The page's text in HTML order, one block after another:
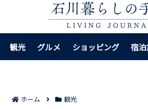
観光 グルメ ショッピング 宿
ホーム 観光